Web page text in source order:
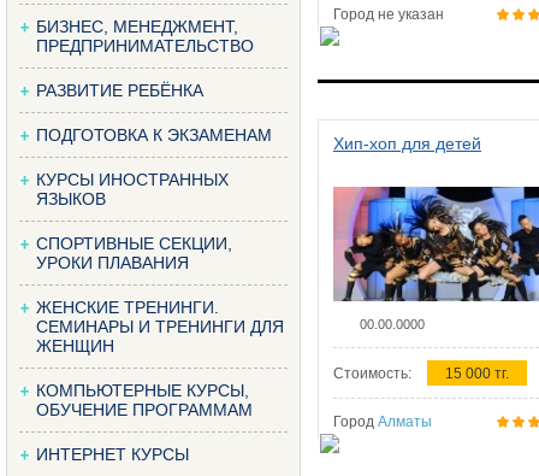
БИЗНЕС, МЕНЕДЖМЕНТ,
ПРЕДПРИНИМАТЕЛЬСТВО
РАЗВИТИЕ РЕБЁНКА
ПОДГОТОВКА К ЭКЗАМЕНАМ
КУРСЫ ИНОСТРАННЫХ
ЯЗЫКОВ
СПОРТИВНЫЕ СЕКЦИИ,
УРОКИ ПЛАВАНИЯ
ЖЕНСКИЕ ТРЕНИНГИ.
СЕМИНАРЫ И ТРЕНИНГИ ДЛЯ
ЖЕНЩИН
КОМПЬЮТЕРНЫЕ КУРСЫ,
ОБУЧЕНИЕ ПРОГРАММАМ
ИНТЕРНЕТ КУРСЫ
Город не указан
Хип-хоп для детей
00.00.0000
Стоимость: 15 000 тг.
Город Алматы